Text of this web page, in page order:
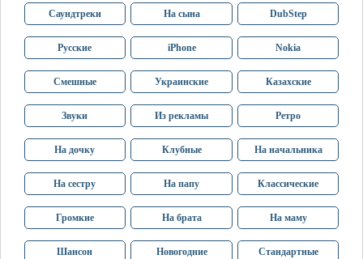
Саундтреки На сына DubStep
Русские iPhone Nokia
Смешные Украинские Казахские
Звуки Из рекламы Ретро
На дочку Клубные На начальника
На сестру На папу Классические
Громкие На брата На маму
Шансон Новогодние Стандартные